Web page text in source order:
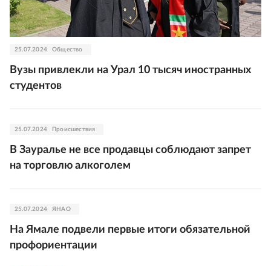
25.07.2024 Общество
Вузы привлекли на Урал 10 тысяч иностранных
студентов
25.07.2024 Происшествия
В Зауралье не все продавцы соблюдают запрет
на торговлю алкоголем
25.07.2024 ЯНАО
На Ямале подвели первые итоги обязательной
профориентации